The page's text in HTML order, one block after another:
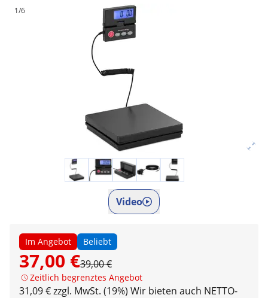
1/6
Video
Im Angebot Beliebt
37,00 €39,00 €
Zeitlich begrenztes Angebot
31,09 € zzgl. MwSt. (19%) Wir bieten auch NETTO-